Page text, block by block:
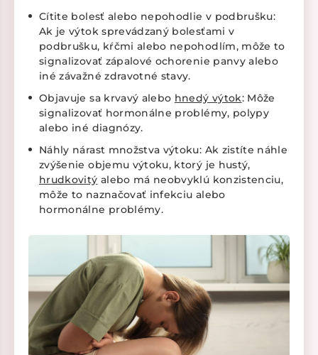
Cítite bolesť alebo nepohodlie v podbrušku:
Ak je výtok sprevádzaný bolesťami v
podbrušku, kŕčmi alebo nepohodlím, môže to
signalizovať zápalové ochorenie panvy alebo
iné závažné zdravotné stavy.
Objavuje sa krvavý alebo hnedý výtok: Môže
signalizovať hormonálne problémy, polypy
alebo iné diagnózy.
Náhly nárast množstva výtoku: Ak zistíte náhle
zvýšenie objemu výtoku, ktorý je hustý,
hrudkovitý alebo má neobvyklú konzistenciu,
môže to naznačovať infekciu alebo
hormonálne problémy.